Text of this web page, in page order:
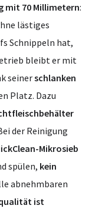
mit 70 Millimetern:
lästiges
Schnippeln hat,
bleibt er mit
seinerschlanken
Platz. Dazu
der Reinigung
Mikrosieb
spülen, kein
abnehmbaren
ist